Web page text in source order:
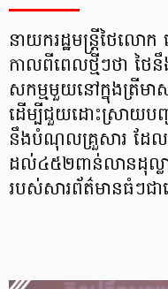
នាយករដ្ឋមន្ត្រីថៃលោ
កាលពីពេលថ្មីៗថា ថៃនឹ
សកម្មមួយនៅក្នុងត្រីម
ដើម្បីជួយដោះស្រាយបញ្
នឹងបំណុលគ្រួសារ ដែល
ដល់៤៥២ពាន់លានដុល្លា
របស់សារព័ត៌មានធំៗជា